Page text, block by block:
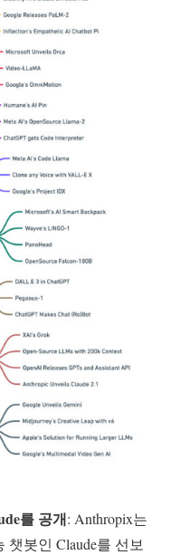
를 공개: Anthropix는
챗봇인 Claude를 선보